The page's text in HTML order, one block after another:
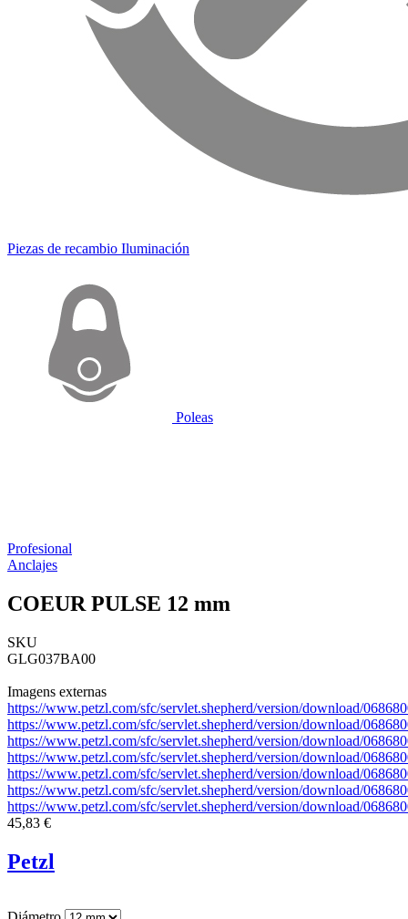
Piezas de recambio Iluminación
Poleas
Profesional
Anclajes
COEUR PULSE 12 mm
SKU
GLG037BA00
Imagens externas
https://www.petzl.com/sfc/servlet.shepherd/version/download/
https://www.petzl.com/sfc/servlet.shepherd/version/download/
https://www.petzl.com/sfc/servlet.shepherd/version/download/
https://www.petzl.com/sfc/servlet.shepherd/version/download/
https://www.petzl.com/sfc/servlet.shepherd/version/download/
https://www.petzl.com/sfc/servlet.shepherd/version/download/
https://www.petzl.com/sfc/servlet.shepherd/version/download/
45,83 €
Petzl